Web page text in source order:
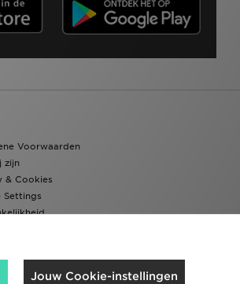
Voorwaarden
zijn
& Cookies
Settings
Jouw Cookie-instellingen